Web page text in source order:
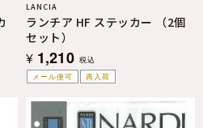
メール便可
再入荷
LANCIA
ランチア HF ステッカー （2個
セット）
¥ 1,210 税込